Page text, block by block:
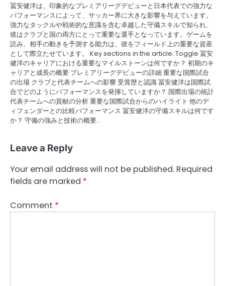
冨安健洋は、印象的なプレミアリーグデビューと日本代表での強力な
パフォーマンスによって、サッカー界に大きな影響を与えています。
強力なタックルや戦術的な意識を含む卓越した守備スキルで知られ、
彼はクラブと国の両方にとって重要な選手となっています。ゲームを
読み、相手の動きを予測する能力は、彼をフィールド上の重要な資産
として際立たせています。 Key sections in the article: Toggle 冨安
健洋のキャリアにおける重要なマイルストーンは何ですか？ 初期のキ
ャリアと成長の概要 プレミアリーグデビューの詳細 重要な国際試合
の出場 クラブと代表チームへの影響 受賞歴と認識 冨安健洋は国際試
合でどのようにパフォーマンスを発揮していますか？ 国際出場の統計
代表チームへの貢献の分析 重要な国際試合からのハイライト 他のデ
ィフェンダーとの比較パフォーマンス 冨安健洋の守備スキルは何です
か？ 守備の強みと技術の概要…
Leave a Reply
Your email address will not be published. Required
fields are marked *
Comment *